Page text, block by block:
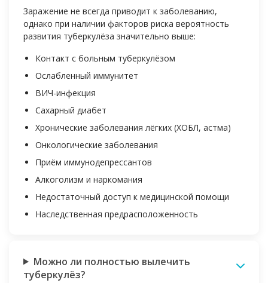
Заражение не всегда приводит к заболеванию,
однако при наличии факторов риска вероятность
развития туберкулёза значительно выше:
Контакт с больным туберкулёзом
Ослабленный иммунитет
ВИЧ-инфекция
Сахарный диабет
Хронические заболевания лёгких (ХОБЛ, астма)
Онкологические заболевания
Приём иммунодепрессантов
Алкоголизм и наркомания
Недостаточный доступ к медицинской помощи
Наследственная предрасположенность
Можно ли полностью вылечить
туберкулёз?